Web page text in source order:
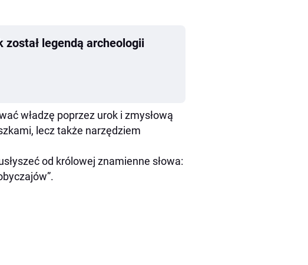
legendą archeologii
władzę poprzez urok i zmysłową
lecz także narzędziem
od królowej znamienne słowa: